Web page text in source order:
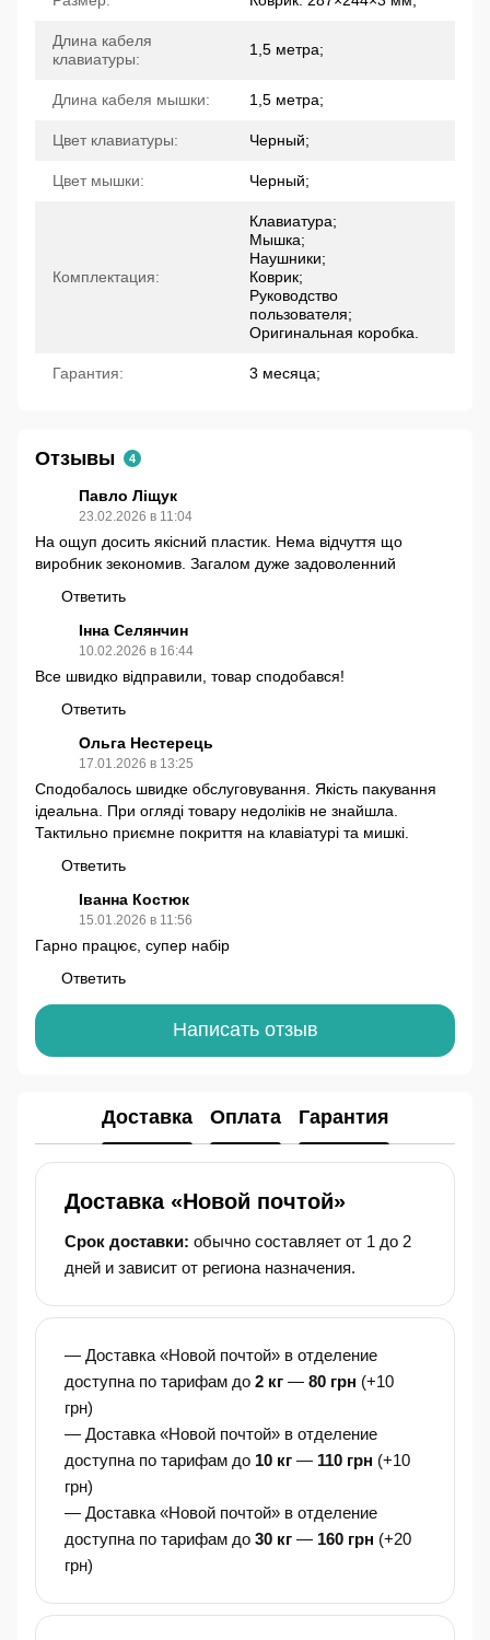
Длина кабеля
клавиатуры:
1,5 метра;
Длина кабеля мышки: 1,5 метра;
Цвет клавиатуры: Черный;
Цвет мышки: Черный;
Комплектация:
Клавиатура;
Мышка;
Наушники;
Коврик;
Руководство
пользователя;
Оригинальная коробка.
Гарантия: 3 месяца;
Отзывы 4
Павло Ліщук
23.02.2026 в 11:04
На ощуп досить якісний пластик. Нема відчуття що
виробник зекономив. Загалом дуже задоволенний
Ответить
Інна Селянчин
10.02.2026 в 16:44
Все швидко відправили, товар сподобався!
Ответить
Ольга Нестерець
17.01.2026 в 13:25
Сподобалось швидке обслуговування. Якість пакування
ідеальна. При огляді товару недоліків не знайшла.
Тактильно приємне покриття на клавіатурі та мишкі.
Ответить
Іванна Костюк
15.01.2026 в 11:56
Гарно працює, супер набір
Ответить
Написать отзыв
Доставка Оплата Гарантия
Доставка «Новой почтой»
Срок доставки: обычно составляет от 1 до 2
дней и зависит от региона назначения.
— Доставка «Новой почтой» в отделение
доступна по тарифам до 2 кг — 80 грн (+10
грн)
— Доставка «Новой почтой» в отделение
доступна по тарифам до 10 кг — 110 грн (+10
грн)
— Доставка «Новой почтой» в отделение
доступна по тарифам до 30 кг — 160 грн (+20
грн)